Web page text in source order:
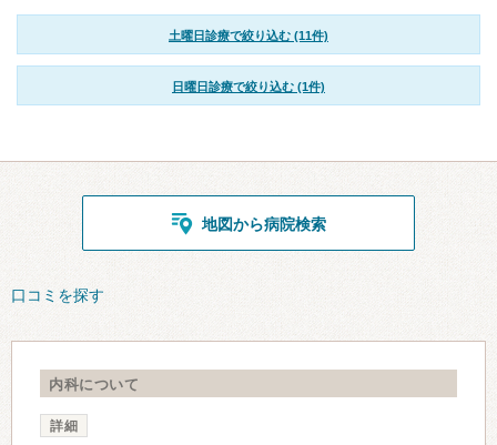
土曜日診療で絞り込む (11件)
日曜日診療で絞り込む (1件)
地図から病院検索
口コミを探す
内科について
詳細